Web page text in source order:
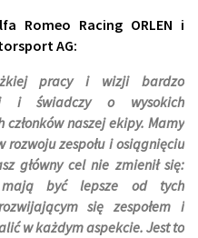
Romeo Racing ORLEN i
AG:
pracy i wizji bardzo
i świadczy o wysokich
naszej ekipy. Mamy
zespołu i osiągnięciu
główny cel nie zmienił się:
mają być lepsze od tych
się zespołem i
w każdym aspekcie. Jest to